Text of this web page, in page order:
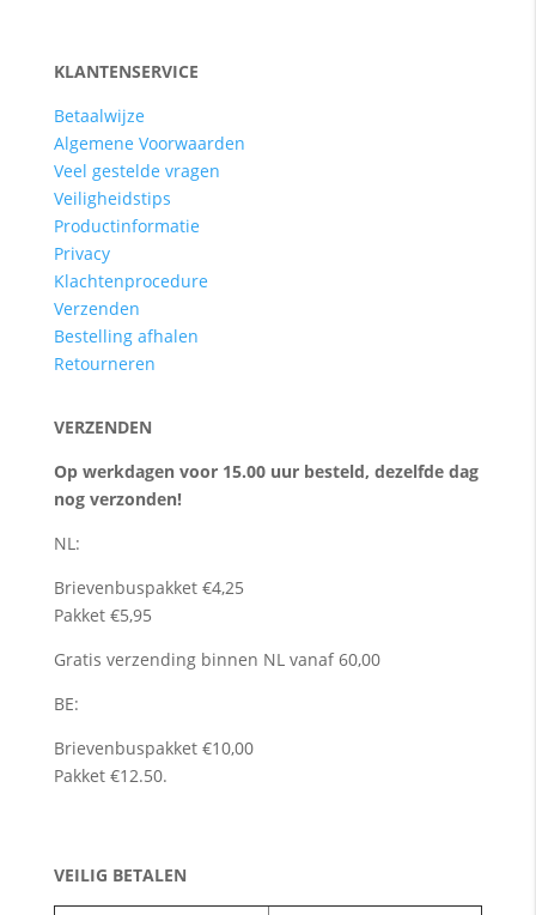
KLANTENSERVICE
Betaalwijze
Algemene Voorwaarden
Veel gestelde vragen
Veiligheidstips
Productinformatie
Privacy
Klachtenprocedure
Verzenden
Bestelling afhalen
Retourneren
VERZENDEN
Op werkdagen voor 15.00 uur besteld, dezelfde dag
nog verzonden!
NL:
Brievenbuspakket €4,25
Pakket €5,95
Gratis verzending binnen NL vanaf 60,00
BE:
Brievenbuspakket €10,00
Pakket €12.50.
VEILIG BETALEN